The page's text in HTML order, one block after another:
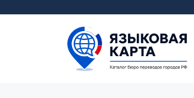
содержимому